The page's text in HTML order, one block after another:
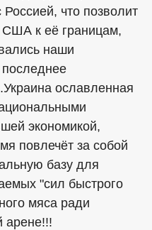
что позволит
США к её границам,
наши
ославленная
экономикой,
повлечёт за собой
базу для
"сил быстрого
мяса ради